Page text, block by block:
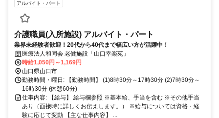
アルバイト・パート
介護職員(入所施設) アルバイト・パート
業界未経験者歓迎！20代から40代まで幅広い方が活躍中！
医療法人和同会 老健施設「山口幸楽苑」
時給1,050円～1,169円
山口県山口市
勤務時間・曜日: 【勤務時間】 (1)8時30分～17時30分 (2)7時30分～
16時30分 (休憩60分)
仕事内容: 【給与】 給与欄参照 ※基本給、手当を含む ※その他手当
あり（面接時に詳しくお伝えします。） ※給与については資格・経
験に応じて変動 【主な仕事内容】 ...